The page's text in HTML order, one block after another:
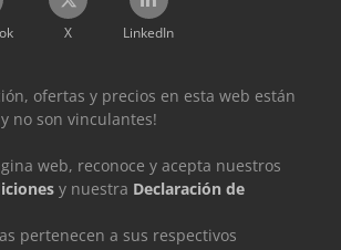
X LinkedIn
ofertas y precios en esta web están
no son vinculantes!
web, reconoce y acepta nuestros
y nuestra Declaración de
pertenecen a sus respectivos